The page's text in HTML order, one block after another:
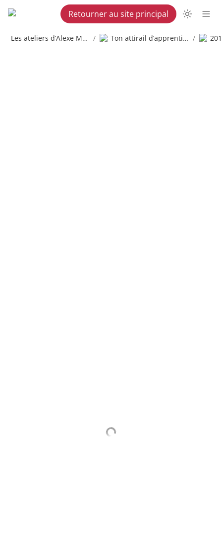
Retourner au site principal
Les ateliers d’Alexe Martel / Ton attirail d’apprenti copywriter /